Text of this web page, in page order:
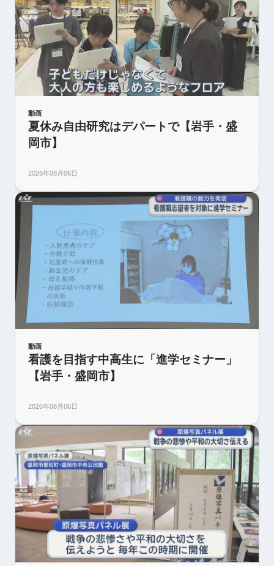
動画
夏休み自由研究はデパートで【岩手・盛
岡市】
2026年08月06日
動画
看護を目指す中高生に「進学セミナー」
【岩手・盛岡市】
2026年08月06日